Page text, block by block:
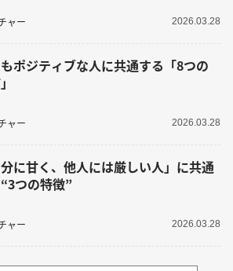
ャー 2026.03.28
ポジティブな人に共通する「8つの
ャー 2026.03.28
分に甘く、他人には厳しい人」に共通
つの特徴”
ャー 2026.03.28